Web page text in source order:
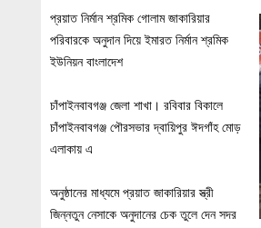
প্রয়াত নির্মান শ্রমিক গোলাম জাকারিয়ার
পরিবারকে অনুদান দিয়ে ইমারত নির্মান শ্রমিক
ইউনিয়ন বাংলাদেশ
চাঁপাইনবাবগঞ্জ জেলা শাখা। রবিবার বিকালে
চাঁপাইনবাবগঞ্জ পৌরসভার দ্বায়িপুর ঈদগাঁহ মোড়
এলাকায় এ
অনুষ্ঠানের মাধ্যমে প্রয়াত জাকারিয়ার স্ত্রী
জিন্নতুন নেসাকে অনুদানের চেক তুলে দেন সদর